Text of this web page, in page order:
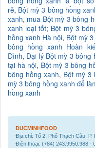
rẻ, Bột mỳ 3 bông hồng
xanh, mua Bột mỳ 3 bông
xanh loại tốt; Bột mỳ 3
hồng xanh Hà nội, Bột mỳ
bông hồng xanh Hoàn
Đình,Đại lý Bột mỳ 3 bông
tại hà nội, Bột mỳ 3 bông
bông hồng xanh, Bột mỳ 3
mỳ 3 bông hồng xanh để
hồng xanh
DUCMINHFOOD
Địa chỉ: Tổ 2, Phố Thạch Cầu, P.
Điện thoại: (+84) 243.9950.988 -